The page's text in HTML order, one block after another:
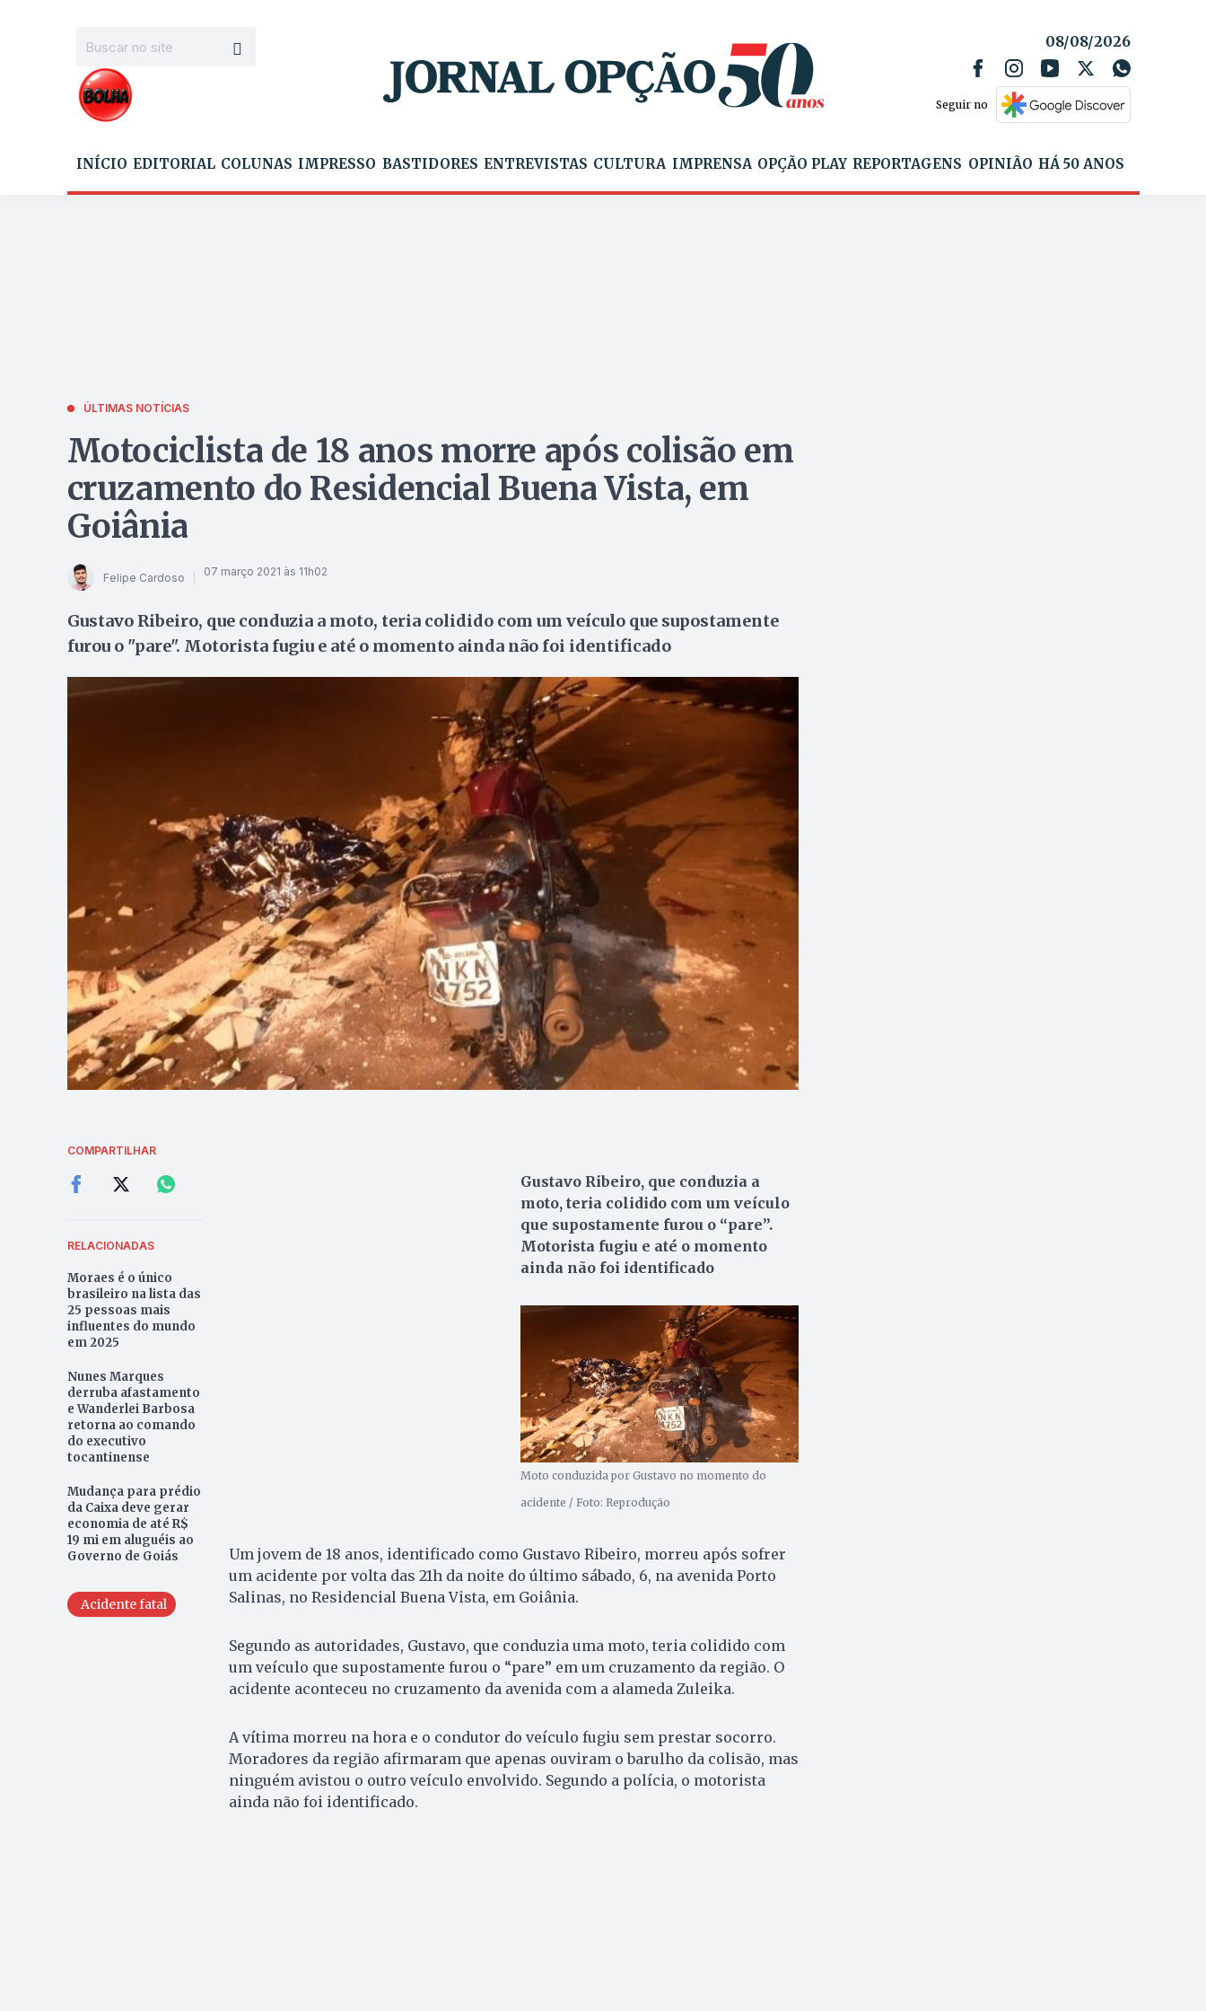
08/08/2026
Seguir no
INÍCIO EDITORIAL COLUNAS IMPRESSO BASTIDORES ENTREVISTAS CULTURA IMPRENSA OPÇÃO PLAY REPORTAGENS OPINIÃO HÁ 50 ANOS
ÚLTIMAS NOTÍCIAS
Motociclista de 18 anos morre após colisão em
cruzamento do Residencial Buena Vista, em
Goiânia
Felipe Cardoso 07 março 2021 às 11h02
Gustavo Ribeiro, que conduzia a moto, teria colidido com um veículo que supostamente
furou o "pare". Motorista fugiu e até o momento ainda não foi identificado
COMPARTILHAR
RELACIONADAS
Moraes é o único
brasileiro na lista das
25 pessoas mais
influentes do mundo
em 2025
Nunes Marques
derruba afastamento
e Wanderlei Barbosa
retorna ao comando
do executivo
tocantinense
Mudança para prédio
da Caixa deve gerar
economia de até R$
19 mi em aluguéis ao
Governo de Goiás
Acidente fatal
Gustavo Ribeiro, que conduzia a
moto, teria colidido com um veículo
que supostamente furou o “pare”.
Motorista fugiu e até o momento
ainda não foi identificado
Moto conduzida por Gustavo no momento do
acidente / Foto: Reprodução
Um jovem de 18 anos, identificado como Gustavo Ribeiro, morreu após sofrer
um acidente por volta das 21h da noite do último sábado, 6, na avenida Porto
Salinas, no Residencial Buena Vista, em Goiânia.
Segundo as autoridades, Gustavo, que conduzia uma moto, teria colidido com
um veículo que supostamente furou o “pare” em um cruzamento da região. O
acidente aconteceu no cruzamento da avenida com a alameda Zuleika.
A vítima morreu na hora e o condutor do veículo fugiu sem prestar socorro.
Moradores da região afirmaram que apenas ouviram o barulho da colisão, mas
ninguém avistou o outro veículo envolvido. Segundo a polícia, o motorista
ainda não foi identificado.